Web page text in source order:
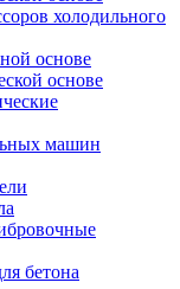
холодильного
основе
основе
машин
бетона